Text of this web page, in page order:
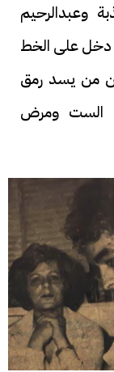
وعبدالرحيم
دخل على الخط
من يسد رمق
الست ومرض